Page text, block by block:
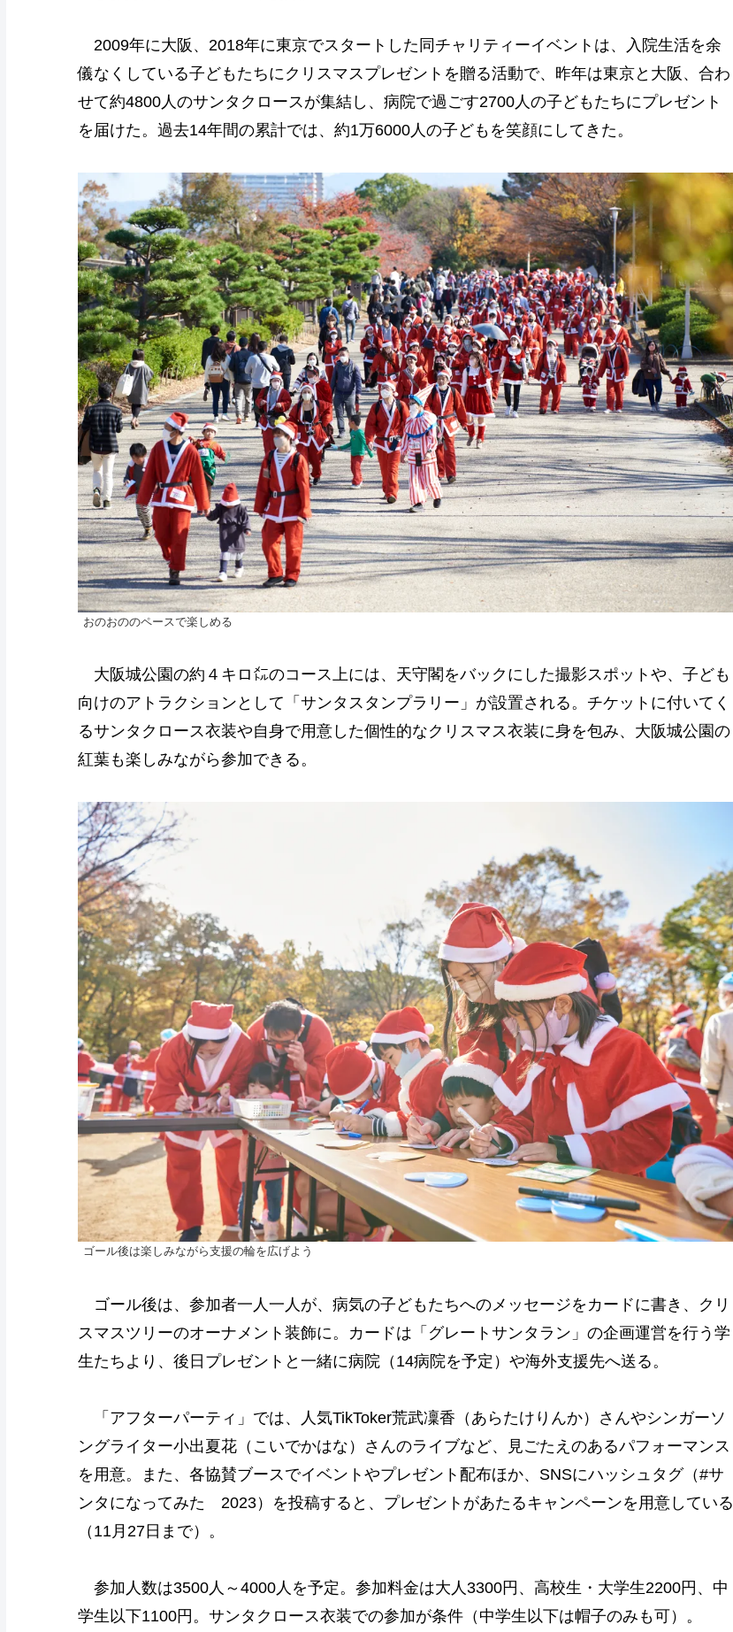
2009年に大阪、2018年に東京でスタートした同チャリティーイベントは、入院生活を余
儀なくしている子どもたちにクリスマスプレゼントを贈る活動で、昨年は東京と大阪、合わ
せて約4800人のサンタクロースが集結し、病院で過ごす2700人の子どもたちにプレゼント
を届けた。過去14年間の累計では、約1万6000人の子どもを笑顔にしてきた。
おのおののペースで楽しめる
大阪城公園の約４キロ㍍のコース上には、天守閣をバックにした撮影スポットや、子ども
向けのアトラクションとして「サンタスタンプラリー」が設置される。チケットに付いてく
るサンタクロース衣装や自身で用意した個性的なクリスマス衣装に身を包み、大阪城公園の
紅葉も楽しみながら参加できる。
ゴール後は楽しみながら支援の輪を広げよう
ゴール後は、参加者一人一人が、病気の子どもたちへのメッセージをカードに書き、クリ
スマスツリーのオーナメント装飾に。カードは「グレートサンタラン」の企画運営を行う学
生たちより、後日プレゼントと一緒に病院（14病院を予定）や海外支援先へ送る。
「アフターパーティ」では、人気TikToker荒武凜香（あらたけりんか）さんやシンガーソ
ングライター小出夏花（こいでかはな）さんのライブなど、見ごたえのあるパフォーマンス
を用意。また、各協賛ブースでイベントやプレゼント配布ほか、SNSにハッシュタグ（#サ
ンタになってみた 2023）を投稿すると、プレゼントがあたるキャンペーンを用意している
（11月27日まで）。
参加人数は3500人～4000人を予定。参加料金は大人3300円、高校生・大学生2200円、中
学生以下1100円。サンタクロース衣装での参加が条件（中学生以下は帽子のみも可）。